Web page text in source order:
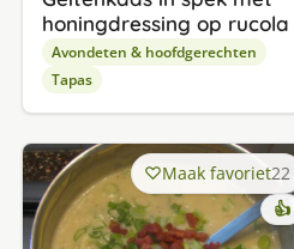
honingdressing op rucola
Avondeten & hoofdgerechten
Tapas
Maak favoriet22
👍